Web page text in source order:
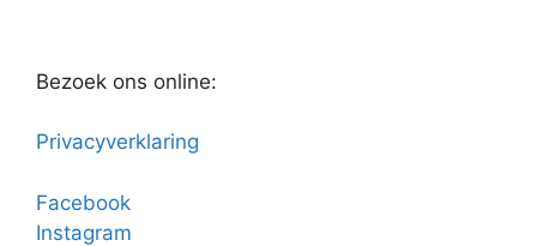
Bezoek ons online:
Privacyverklaring
Facebook
Instagram